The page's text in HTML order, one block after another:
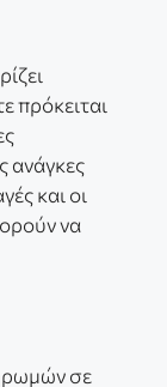
πρόκειται
ανάγκες
και οι
να
σε